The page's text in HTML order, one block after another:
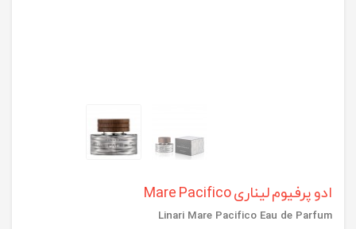
ادو پرفیوم لیناری Mare Pacifico
Linari Mare Pacifico Eau de Parfum